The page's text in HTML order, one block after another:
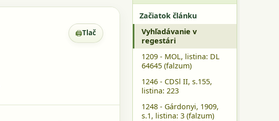
🖨Tlač
Zobrazenie pre tlač
Začiatok článku
Vyhľadávanie v
regestári
1209 - MOL, listina: DL
64645 (falzum)
1246 - CDSl II, s.155,
listina: 223
1248 - Gárdonyi, 1909,
s.1, listina: 3 (falzum)